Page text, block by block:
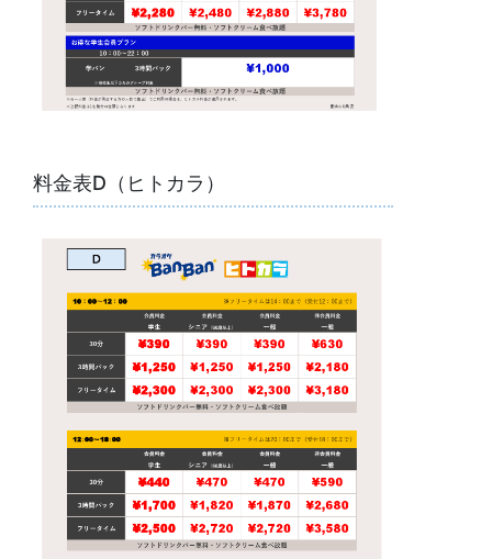
料金表D（ヒトカラ）